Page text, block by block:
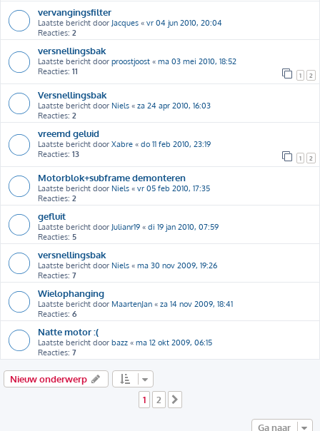
vervangingsfilter
Laatste bericht door Jacques « vr 04 jun 2010, 20:04
Reacties: 2
versnellingsbak
Laatste bericht door proostjoost « ma 03 mei 2010, 18:52
Reacties: 11 1 2
Versnellingsbak
Laatste bericht door Niels « za 24 apr 2010, 16:03
Reacties: 2
vreemd geluid
Laatste bericht door Xabre « do 11 feb 2010, 23:19
Reacties: 13 1 2
Motorblok+subframe demonteren
Laatste bericht door Niels « vr 05 feb 2010, 17:35
Reacties: 2
gefluit
Laatste bericht door Julianr19 « di 19 jan 2010, 07:59
Reacties: 5
versnellingsbak
Laatste bericht door Niels « ma 30 nov 2009, 19:26
Reacties: 7
Wielophanging
Laatste bericht door MaartenJan « za 14 nov 2009, 18:41
Reacties: 6
Natte motor :(
Laatste bericht door bazz « ma 12 okt 2009, 06:15
Reacties: 7
Nieuw onderwerp
1
2
Ga naar